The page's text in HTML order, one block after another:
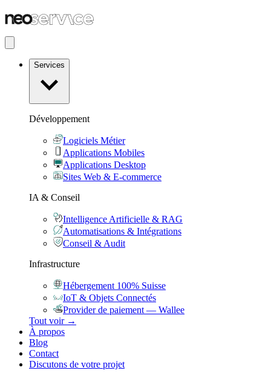
Services
Développement
Logiciels Métier
Applications Mobiles
Applications Desktop
Sites Web & E-commerce
IA & Conseil
Intelligence Artificielle & RAG
Automatisations & Intégrations
Conseil & Audit
Infrastructure
Hébergement 100% Suisse
IoT & Objets Connectés
Provider de paiement — Wallee
Tout voir →
À propos
Blog
Contact
Discutons de votre projet